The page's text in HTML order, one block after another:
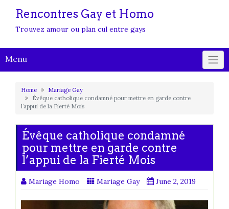
Rencontres Gay et Homo
Trouvez amour ou plan cul entre gays
Menu
Home
Mariage Gay
Évêque catholique condamné pour mettre en garde contre
l’appui de la Fierté Mois
Évêque catholique condamné
pour mettre en garde contre
l’appui de la Fierté Mois
Mariage Homo Mariage Gay June 2, 2019